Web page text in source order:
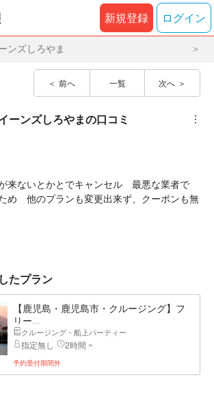
新規登録 ログイン
ンズしろやま
前へ 一覧 次へ
ーンズしろやまの口コミ ︙
来ないとかとでキャンセル 最悪な業者で
め 他のプランも変更出来ず、クーポンも無
たプラン
【鹿児島・鹿児島市・クルージング】フ
リー...
クルージング・船上パーティー
指定無し 2時間 ~
予約受付期間外